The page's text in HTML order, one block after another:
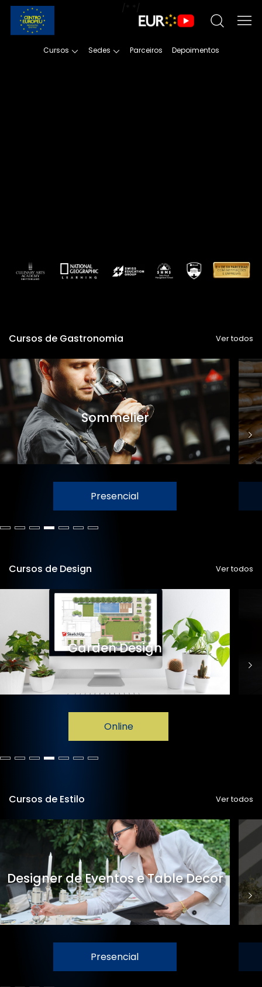
Cursos Sedes Parceiros Depoimentos
/* */
Cursos de Gastronomia Ver todos
Sommelier
Presencial
Cursos de Design Ver todos
Garden Design
Online
Cursos de Estilo Ver todos
Designer de Eventos e Table Decor
Presencial